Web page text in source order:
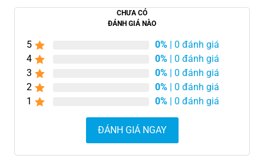
CHƯA CÓ
ĐÁNH GIÁ NÀO
5 0% | 0 đánh giá
4
0% | 0 đánh giá
3
0% | 0 đánh giá
2
0% | 0 đánh giá
1
0% | 0 đánh giá
ĐÁNH GIÁ NGAY